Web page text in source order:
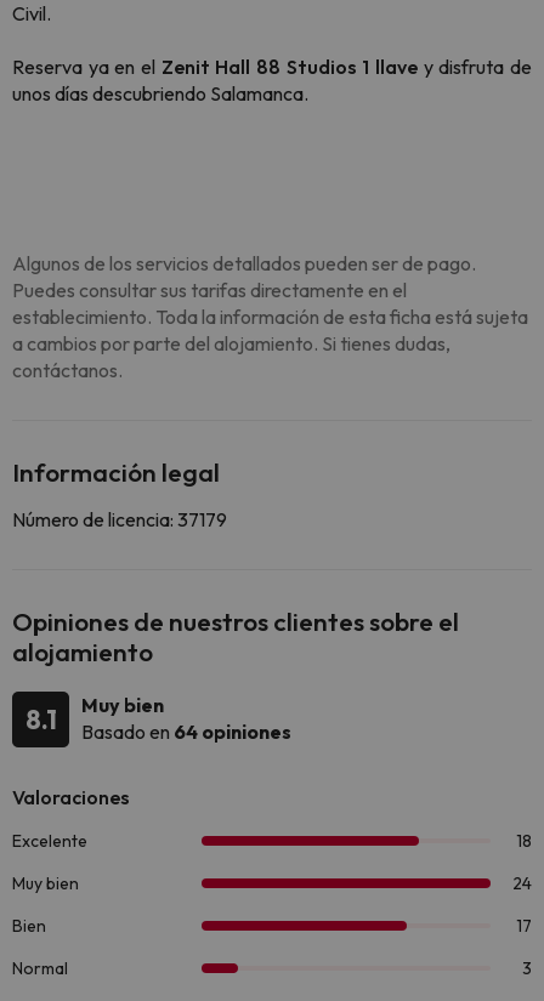
Civil.
Reserva ya en el Zenit Hall 88 Studios 1 llave y disfruta de
unos días descubriendo Salamanca.
Algunos de los servicios detallados pueden ser de pago.
Puedes consultar sus tarifas directamente en el
establecimiento. Toda la información de esta ficha está sujeta
a cambios por parte del alojamiento. Si tienes dudas,
contáctanos.
Información legal
Número de licencia: 37179
Opiniones de nuestros clientes sobre el
alojamiento
8.1
Muy bien
Basado en 64 opiniones